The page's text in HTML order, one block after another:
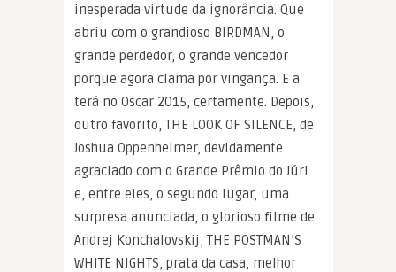
inesperada virtude da ignorância. Que
abriu com o grandioso BIRDMAN, o
grande perdedor, o grande vencedor
porque agora clama por vingança. E a
terá no Oscar 2015, certamente. Depois,
outro favorito, THE LOOK OF SILENCE, de
Joshua Oppenheimer, devidamente
agraciado com o Grande Prêmio do Júri
e, entre eles, o segundo lugar, uma
surpresa anunciada, o glorioso filme de
Andrej Konchalovskij, THE POSTMAN’S
WHITE NIGHTS, prata da casa, melhor